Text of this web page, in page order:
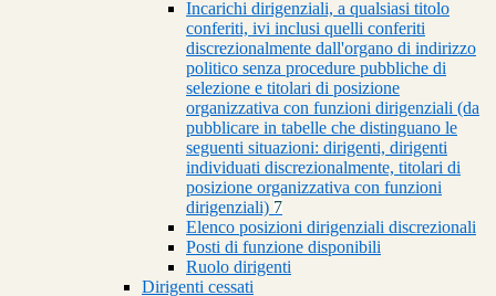
Incarichi dirigenziali, a qualsiasi titolo
conferiti, ivi inclusi quelli conferiti
discrezionalmente dall'organo di indirizzo
politico senza procedure pubbliche di
selezione e titolari di posizione
organizzativa con funzioni dirigenziali (da
pubblicare in tabelle che distinguano le
seguenti situazioni: dirigenti, dirigenti
individuati discrezionalmente, titolari di
posizione organizzativa con funzioni
dirigenziali) 7
Elenco posizioni dirigenziali discrezionali
Posti di funzione disponibili
Ruolo dirigenti
Dirigenti cessati